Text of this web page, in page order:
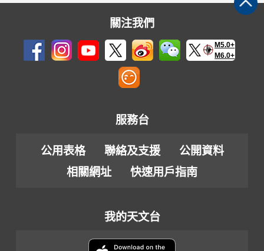
關注我們
M5.0+
M6.0+
服務台
公用表格 聯絡及支援
公開資料
相關網址
快速用戶指南
我的天文台